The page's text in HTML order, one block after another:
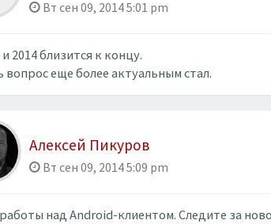
Вт сен 09, 2014 5:01 pm
2014 близится к концу.
вопрос еще более актуальным стал.
Алексей Пикуров
Вт сен 09, 2014 5:09 pm
над Android-клиентом. Следите за